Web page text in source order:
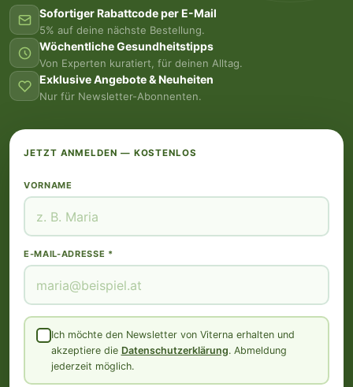
Sofortiger Rabattcode per E-Mail
5% auf deine nächste Bestellung.
Wöchentliche Gesundheitstipps
Von Experten kuratiert, für deinen Alltag.
Exklusive Angebote & Neuheiten
Nur für Newsletter-Abonnenten.
JETZT ANMELDEN — KOSTENLOS
VORNAME
E-MAIL-ADRESSE *
Ich möchte den Newsletter von Viterna erhalten und
akzeptiere die Datenschutzerklärung. Abmeldung
jederzeit möglich.